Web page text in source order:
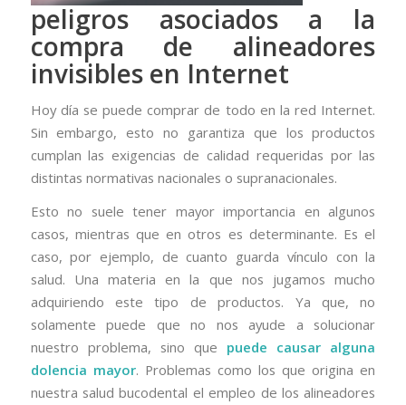
peligros asociados a la
compra de alineadores
invisibles en Internet
Hoy día se puede comprar de todo en la red Internet.
Sin embargo, esto no garantiza que los productos
cumplan las exigencias de calidad requeridas por las
distintas normativas nacionales o supranacionales.
Esto no suele tener mayor importancia en algunos
casos, mientras que en otros es determinante. Es el
caso, por ejemplo, de cuanto guarda vínculo con la
salud. Una materia en la que nos jugamos mucho
adquiriendo este tipo de productos. Ya que, no
solamente puede que no nos ayude a solucionar
nuestro problema, sino que puede causar alguna
dolencia mayor. Problemas como los que origina en
nuestra salud bucodental el empleo de los alineadores